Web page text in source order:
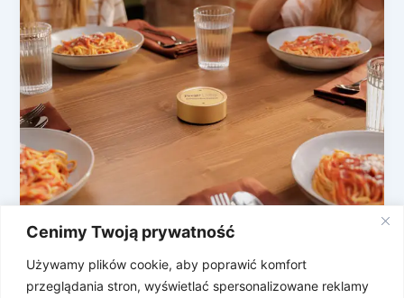
Cenimy Twoją prywatność
Używamy plików cookie, aby poprawić komfort
przeglądania stron, wyświetlać spersonalizowane reklamy
Przepraszam, czy ten obiad się
nagrywa?
Mamy nowego rodzynka w sekcji gadżetów i